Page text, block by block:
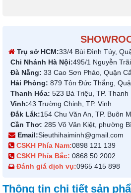
Trụ sở HCM:33/4 Bùi Đình Túy,
Chi Nhánh Hà Nội:495/1 Nguyễn
Đà Nẵng: 33 Cao Sơn Pháo, Quận
Hải Phòng: 879 Tôn Đức Thắng,
Thanh Hóa: 523 Bà Triệu, TP. Thanh
Vinh:43 Trường Chinh, TP. Vinh
Đắk Lắk:154 Chu Văn An, TP. Buôn
Cần Thơ: 285 Võ Văn Kiệt, phường
Email:Sieuthihaiminh@gmail.com
CSKH Phía Nam:0898 121 139
CSKH Phía Bắc: 0868 50 2002
Đánh giá dịch vụ:0965 415 898
Thông tin chi tiết sản